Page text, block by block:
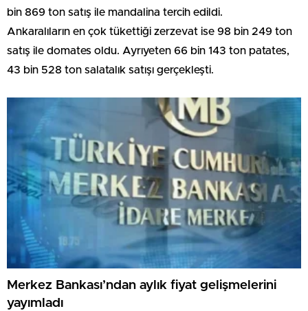
bin 869 ton satış ile mandalina tercih edildi.
Ankaralıların en çok tükettiği zerzevat ise 98 bin 249 ton
satış ile domates oldu. Ayrıyeten 66 bin 143 ton patates,
43 bin 528 ton salatalık satışı gerçekleşti.
Merkez Bankası’ndan aylık fiyat gelişmelerini
yayımladı